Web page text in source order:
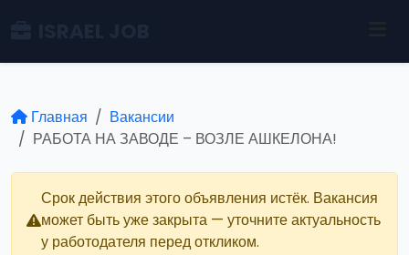
Главная
Вакансии
РАБОТА НА ЗАВОДЕ – ВОЗЛЕ АШКЕЛОНА!
Срок действия этого объявления истёк. Вакансия
может быть уже закрыта — уточните актуальность
у работодателя перед откликом.